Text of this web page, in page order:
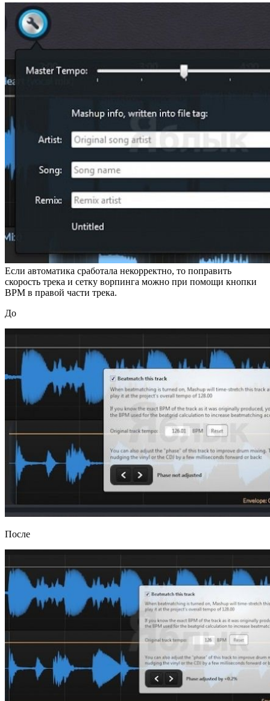
Если автоматика сработала некорректно, то поправить
скорость трека и сетку ворпинга можно при помощи кнопки
BPM в правой части трека.
До
После